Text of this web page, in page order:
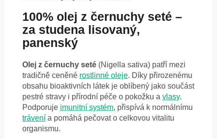
100% olej z černuchy seté –
za studena lisovaný,
panenský
Olej z černuchy seté (Nigella sativa) patří mezi
tradičně ceněné rostlinné oleje. Díky přirozenému
obsahu bioaktivních látek je oblíbený jako součást
pestré stravy i přírodní péče o pokožku a vlasy.
Podporuje imunitní systém, přispívá k normálnímu
trávení a pomáhá pečovat o celkovou vitalitu
organismu.